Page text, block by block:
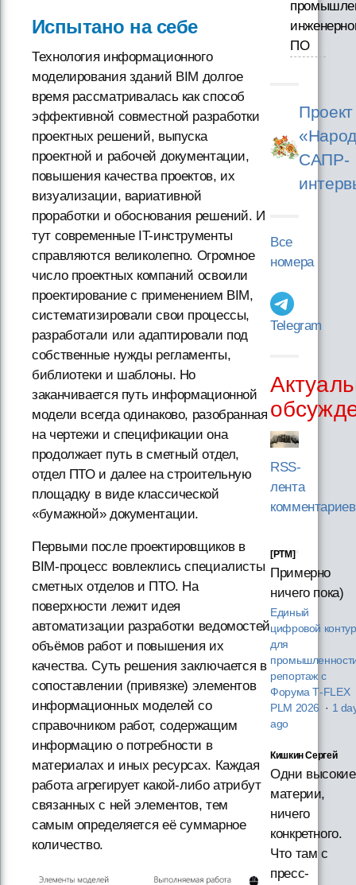
Испытано на себе
Технология информационного
моделирования зданий BIM долгое
время рассматривалась как способ
эффективной совместной разработки
проектных решений, выпуска
проектной и рабочей документации,
повышения качества проектов, их
визуализации, вариативной
проработки и обоснования решений. И
тут современные IT-инструменты
справляются великолепно. Огромное
число проектных компаний освоили
проектирование с применением BIM,
систематизировали свои процессы,
разработали или адаптировали под
собственные нужды регламенты,
библиотеки и шаблоны. Но
заканчивается путь информационной
модели всегда одинаково, разобранная
на чертежи и спецификации она
продолжает путь в сметный отдел,
отдел ПТО и далее на строительную
площадку в виде классической
«бумажной» документации.
Первыми после проектировщиков в
BIM-процесс вовлеклись специалисты
сметных отделов и ПТО. На
поверхности лежит идея
автоматизации разработки ведомостей
объёмов работ и повышения их
качества. Суть решения заключается в
сопоставлении (привязке) элементов
информационных моделей со
справочником работ, содержащим
информацию о потребности в
материалах и иных ресурсах. Каждая
работа агрегирует какой-либо атрибут
связанных с ней элементов, тем
самым определяется её суммарное
количество.
ПО
Проект
САПР-
Все
номера
Telegram
RSS-
лента
комментариев
[PTM]
Примерно
ничего пока)
Единый
цифровой контур
для
репортаж с
Форума T‑FLEX
PLM 2026 · 1
ago
Кишкин Сергей
Одни высокие
материи,
ничего
конкретного.
Что там с
пресс-